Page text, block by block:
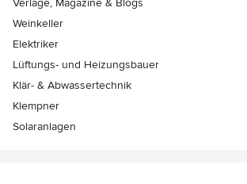
Verlage, Magazine & Blogs
Weinkeller
Elektriker
Lüftungs- und Heizungsbauer
Klär- & Abwassertechnik
Klempner
Solaranlagen